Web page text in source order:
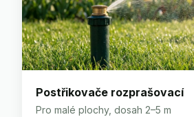
Postřikovače rozprašovací
Pro malé plochy, dosah 2–5 m